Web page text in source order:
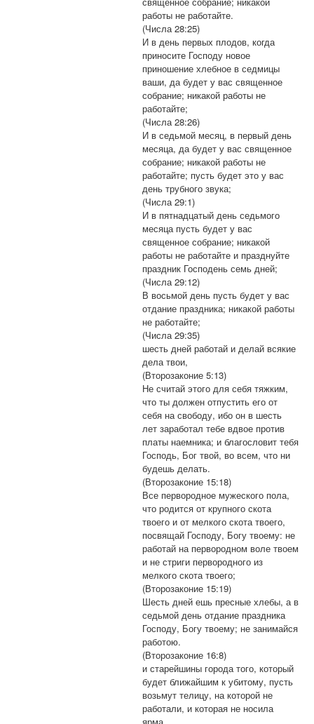
работы не работайте.
(Числа 28:25)
И в день первых плодов, когда
приносите Господу новое
приношение хлебное в седмицы
ваши, да будет у вас священное
собрание; никакой работы не
работайте;
(Числа 28:26)
И в седьмой месяц, в первый день
месяца, да будет у вас священное
собрание; никакой работы не
работайте; пусть будет это у вас
день трубного звука;
(Числа 29:1)
И в пятнадцатый день седьмого
месяца пусть будет у вас
священное собрание; никакой
работы не работайте и празднуйте
праздник Господень семь дней;
(Числа 29:12)
В восьмой день пусть будет у вас
отдание праздника; никакой работы
не работайте;
(Числа 29:35)
шесть дней работай и делай всякие
дела твои,
(Второзаконие 5:13)
Не считай этого для себя тяжким,
что ты должен отпустить его от
себя на свободу, ибо он в шесть
лет заработал тебе вдвое против
платы наемника; и благословит тебя
Господь, Бог твой, во всем, что ни
будешь делать.
(Второзаконие 15:18)
Все первородное мужеского пола,
что родится от крупного скота
твоего и от мелкого скота твоего,
посвящай Господу, Богу твоему: не
работай на первородном воле твоем
и не стриги первородного из
мелкого скота твоего;
(Второзаконие 15:19)
Шесть дней ешь пресные хлебы, а в
седьмой день отдание праздника
Господу, Богу твоему; не занимайся
работою.
(Второзаконие 16:8)
и старейшины города того, который
будет ближайшим к убитому, пусть
возьмут телицу, на которой не
работали, и которая не носила